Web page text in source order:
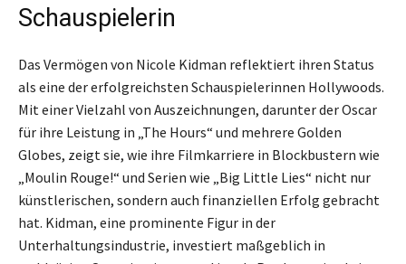
Schauspielerin
Das Vermögen von Nicole Kidman reflektiert ihren Status
als eine der erfolgreichsten Schauspielerinnen Hollywoods.
Mit einer Vielzahl von Auszeichnungen, darunter der Oscar
für ihre Leistung in „The Hours“ und mehrere Golden
Globes, zeigt sie, wie ihre Filmkarriere in Blockbustern wie
„Moulin Rouge!“ und Serien wie „Big Little Lies“ nicht nur
künstlerischen, sondern auch finanziellen Erfolg gebracht
hat. Kidman, eine prominente Figur in der
Unterhaltungsindustrie, investiert maßgeblich in